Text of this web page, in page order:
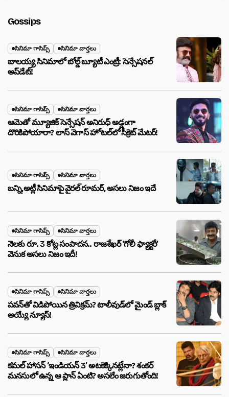
Gossips
సినిమా గాసిప్స్ సినిమా వార్తలు
బాలయ్య సినిమాలో బోల్డ్ బ్యూటీ ఎంట్రీ: సెన్సేషనల్
అప్‌డేట్!
సినిమా గాసిప్స్ సినిమా వార్తలు
ఆమెతో మ్యూజిక్ సెన్సేషన్ అనిరుధ్ అడ్డంగా
దొరికిపోయారా? లాస్ వెగాస్ హోటల్‌లో సీక్రెట్ మేటర్!
సినిమా గాసిప్స్ సినిమా వార్తలు
బన్ని,అట్లీ సినిమాపై వైరల్ రూమర్, అసలు నిజం ఇదే
సినిమా గాసిప్స్ సినిమా వార్తలు
నెలకు రూ. 3 కోట్ల సంపాదన.. రాజశేఖర్ ‘గోలీ ఫ్యాక్టరీ’
వెనుక అసలు నిజం ఇదీ!
సినిమా గాసిప్స్ సినిమా వార్తలు
పవన్‌తో విడిపోయిన త్రివిక్రమ్? టాలీవుడ్‌లో మైండ్ బ్లాక్
అయ్యే న్యూస్!
సినిమా గాసిప్స్ సినిమా వార్తలు
కమల్ హాసన్ ‘ఇండియన్ 3’ అటకెక్కినట్లేనా? శంకర్
మనసులో ఉన్న ఆ ప్లాన్ ఏంటి? అసలేం జరుగుతోంది!